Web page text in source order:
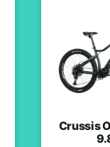
Crussis